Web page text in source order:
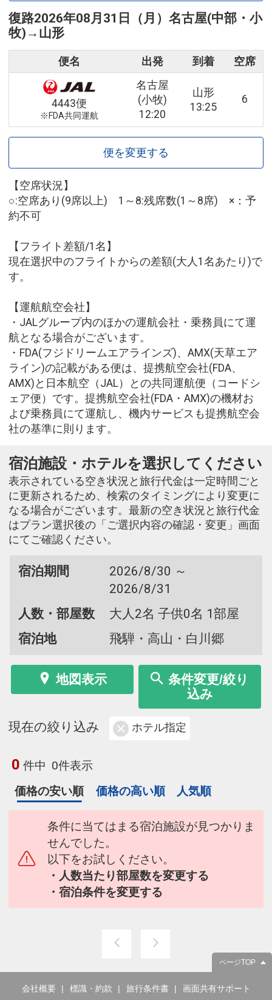
復路2026年08月31日（月） 名古屋(中部・小
牧) → 山形
便名 出発 到着 空席
4443便
※FDA共同運航
名古屋
(小牧)
12:20
山形
13:25
6
便を変更する
【空席状況】
○:空席あり(9席以上) 1～8:残席数(1～8席) ×：予
約不可
【フライト差額/1名】
現在選択中のフライトからの差額(大人1名あたり)で
す。
【運航航空会社】
・JALグループ内のほかの運航会社・乗務員にて運
航となる場合がございます。
・FDA(フジドリームエアラインズ)、AMX(天草エア
ライン)の記載がある便は、提携航空会社(FDA、
AMX)と日本航空（JAL）との共同運航便（コードシ
ェア便）です。提携航空会社(FDA・AMX)の機材お
よび乗務員にて運航し、機内サービスも提携航空会
社の基準に則ります。
宿泊施設・ホテルを選択してください
表示されている空き状況と旅行代金は一定時間ごと
に更新されるため、検索のタイミングにより変更に
なる場合がございます。最新の空き状況と旅行代金
はプラン選択後の「ご選択内容の確認・変更」画面
にてご確認ください。
宿泊期間
2026/8/30 ～
2026/8/31
人数・部屋数
大人2名 子供0名 1部屋
宿泊地
飛騨・高山・白川郷
地図表示
条件変更/絞り
込み
現在の絞り込み ホテル指定
0 件中 0件表示
価格の安い順
価格の高い順 人気順
条件に当てはまる宿泊施設が見つかりま
せんでした。
以下をお試しください。
・人数当たり部屋数を変更する
・宿泊条件を変更する
ページTOP
会社概要 標識・約款 旅行条件書 画面共有サポート